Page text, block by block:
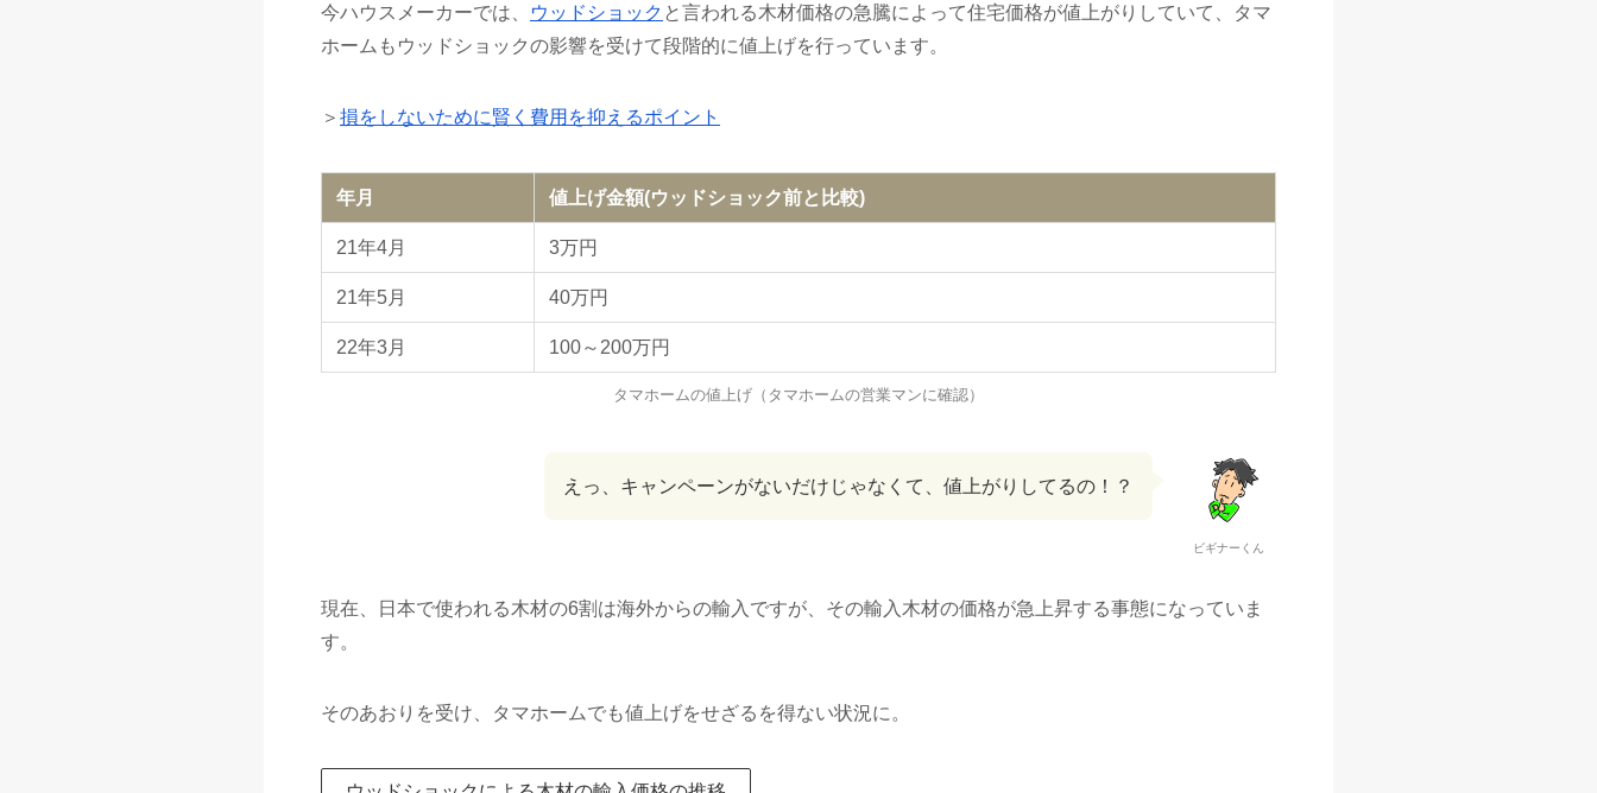
今ハウスメーカーでは、 ウッドショック と言われる木材価格の急騰によって住宅価格が値上がりしていて、タマ
ホームもウッドショックの影響を受けて段階的に値上げを行っています。
＞ 損をしないために賢く費用を抑えるポイント
年月 値上げ金額(ウッドショック前と比較)
21年4月 3万円
21年5月 40万円
22年3月 100～200万円
タマホームの値上げ（タマホームの営業マンに確認）
ビギナーくん
えっ、キャンペーンがないだけじゃなくて、値上がりしてるの！？
現在、日本で使われる木材の6割は海外からの輸入ですが、その輸入木材の価格が急上昇する事態になっていま
す。
そのあおりを受け、タマホームでも値上げをせざるを得ない状況に。